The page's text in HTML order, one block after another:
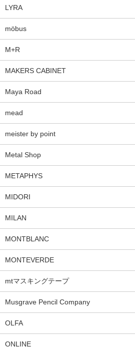
LYRA
möbus
M+R
MAKERS CABINET
Maya Road
mead
meister by point
Metal Shop
METAPHYS
MIDORI
MILAN
MONTBLANC
MONTEVERDE
mtマスキングテープ
Musgrave Pencil Company
OLFA
ONLINE